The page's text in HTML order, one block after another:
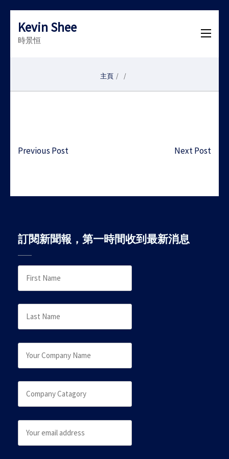
Kevin Shee
時景恒
主頁 / /
Post
Previous Post Next Post
訂閱新聞報，第一時間收到最新消息